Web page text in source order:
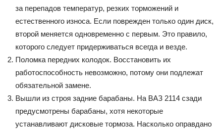
за перепадов температур, резких торможений и
естественного износа. Если поврежден только один диск,
второй меняется одновременно с первым. Это правило,
которого следует придерживаться всегда и везде.
Поломка передних колодок. Восстановить их
работоспособность невозможно, потому они подлежат
обязательной замене.
Вышли из строя задние барабаны. На ВАЗ 2114 сзади
предусмотрены барабаны, хотя некоторые
устанавливают дисковые тормоза. Насколько оправдано